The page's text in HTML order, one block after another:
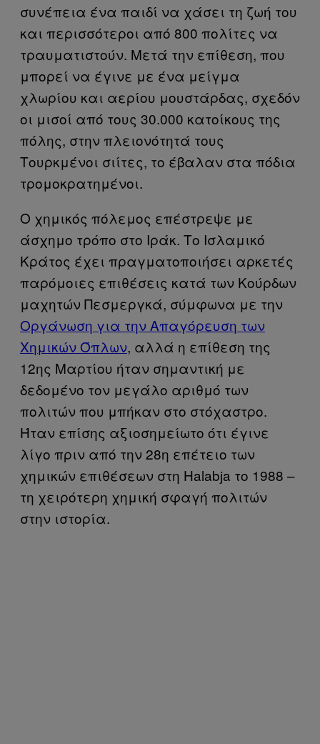
συνέπεια ένα παιδί να χάσει τη ζωή του
και περισσότεροι από 800 πολίτες να
τραυματιστούν. Μετά την επίθεση, που
μπορεί να έγινε με ένα μείγμα
χλωρίου και αερίου μουστάρδας, σχεδόν
οι μισοί από τους 30.000 κατοίκους της
πόλης, στην πλειονότητά τους
Τουρκμένοι σιίτες, το έβαλαν στα πόδια
τρομοκρατημένοι.
Ο χημικός πόλεμος επέστρεψε με
άσχημο τρόπο στο Ιράκ. Το Ισλαμικό
Κράτος έχει πραγματοποιήσει αρκετές
παρόμοιες επιθέσεις κατά των Κούρδων
μαχητών Πεσμεργκά, σύμφωνα με την
Οργάνωση για την Απαγόρευση των
Χημικών Όπλων, αλλά η επίθεση της
12ης Μαρτίου ήταν σημαντική με
δεδομένο τον μεγάλο αριθμό των
πολιτών που μπήκαν στο στόχαστρο.
Ήταν επίσης αξιοσημείωτο ότι έγινε
λίγο πριν από την 28η επέτειο των
χημικών επιθέσεων στη Halabja το 1988 –
τη χειρότερη χημική σφαγή πολιτών
στην ιστορία.